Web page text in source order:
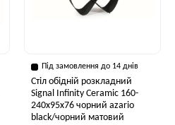
Під замовлення до 14 днів
Стіл обідній розкладний
Signal Infinity Ceramic 160-
240x95x76 чорний azario
black/чорний матовий